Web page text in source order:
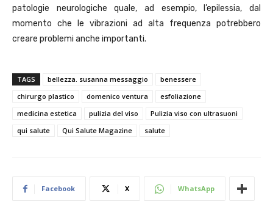
patologie neurologiche quale, ad esempio, l’epilessia, dal
momento che le vibrazioni ad alta frequenza potrebbero
creare problemi anche importanti.
TAGS bellezza. susanna messaggio
benessere
chirurgo plastico
domenico ventura
esfoliazione
medicina estetica
pulizia del viso
Pulizia viso con ultrasuoni
qui salute
Qui Salute Magazine salute
Facebook X WhatsApp